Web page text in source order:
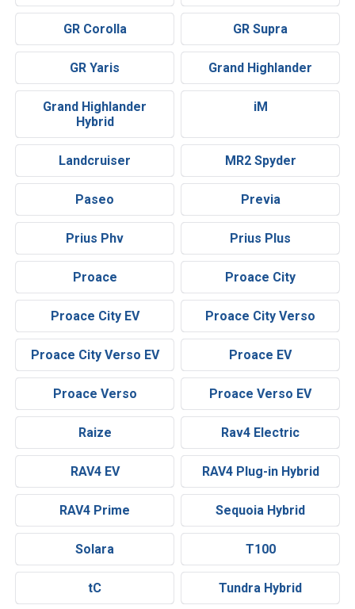
GR Corolla GR Supra
GR Yaris Grand Highlander
Grand Highlander
Hybrid
iM
Landcruiser MR2 Spyder
Paseo Previa
Prius Phv Prius Plus
Proace Proace City
Proace City EV Proace City Verso
Proace City Verso EV Proace EV
Proace Verso Proace Verso EV
Raize Rav4 Electric
RAV4 EV RAV4 Plug-in Hybrid
RAV4 Prime Sequoia Hybrid
Solara T100
tC Tundra Hybrid